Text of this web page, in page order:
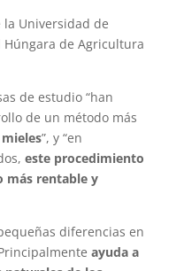
la Universidad de
Húngara de Agricultura
de estudio “han
de un método más
”, y “en
este procedimiento
más rentable y
diferencias en
ayuda a